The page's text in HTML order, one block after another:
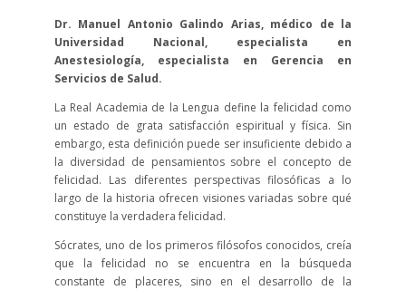
Dr. Manuel Antonio Galindo Arias, médico de la
Universidad Nacional, especialista en
Anestesiología, especialista en Gerencia en
Servicios de Salud.
La Real Academia de la Lengua define la felicidad como
un estado de grata satisfacción espiritual y física. Sin
embargo, esta definición puede ser insuficiente debido a
la diversidad de pensamientos sobre el concepto de
felicidad. Las diferentes perspectivas filosóficas a lo
largo de la historia ofrecen visiones variadas sobre qué
constituye la verdadera felicidad.
Sócrates, uno de los primeros filósofos conocidos, creía
que la felicidad no se encuentra en la búsqueda
constante de placeres, sino en el desarrollo de la